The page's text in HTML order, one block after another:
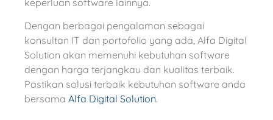
keperluan software lainnya.
Dengan berbagai pengalaman sebagai
konsultan IT dan portofolio yang ada, Alfa Digital
Solution akan memenuhi kebutuhan software
dengan harga terjangkau dan kualitas terbaik.
Pastikan solusi terbaik kebutuhan software anda
bersama Alfa Digital Solution.